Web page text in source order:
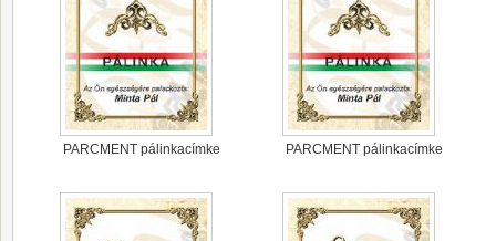
PARCMENT pálinkacímke PARCMENT pálinkacímke